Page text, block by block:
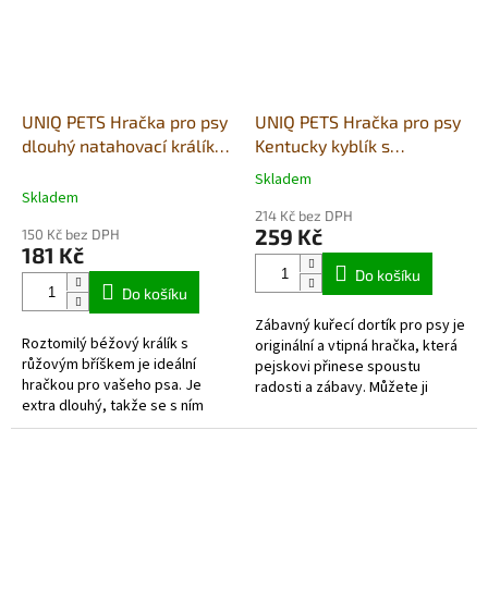
UNIQ PETS Hračka pro psy
dlouhý natahovací králík s
Skladem
150 Kč bez DPH
181 Kč
Do košíku
Roztomilý béžový králík s
růžovým bříškem je ideální
hračkou pro vašeho psa. Je
extra dlouhý, takže se s ním
pejsek může pořádně natáhnout
UNIQ PETS Hračka pro psy
Kentucky kyblík s
odnímatelnými paličkami
Průměrné
produktu
je
hvězdiček.
Skladem
214 Kč bez DPH
259 Kč
Do košíku
Zábavný kuřecí dortík pro psy je
originální a vtipná hračka, která
pejskovi přinese spoustu
radosti a zábavy. Můžete ji
k dalším oslavám nebo...